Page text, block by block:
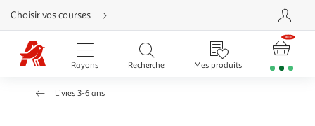
Aller
directement
au
contenu
Aller
directement
Aller
Choisir vos courses
Rayons Recherche Mes produits
Livres 3-6 ans